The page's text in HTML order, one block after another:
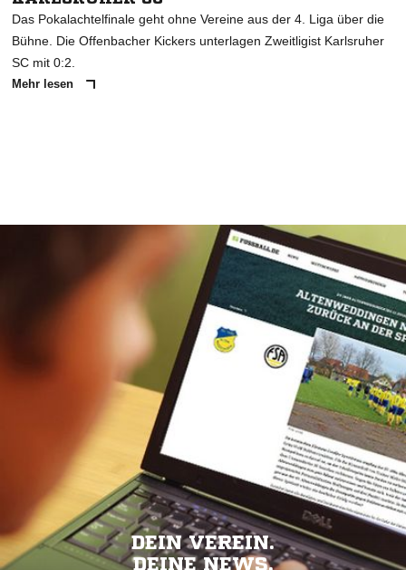
Das Pokalachtelfinale geht ohne Vereine aus der 4. Liga über die
Bühne. Die Offenbacher Kickers unterlagen Zweitligist Karlsruher
SC mit 0:2.
Mehr lesen
DEIN VEREIN.
DEINE NEWS.